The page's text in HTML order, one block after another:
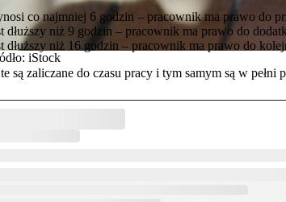
iStock
co najmniej 6 godzin – pracownik ma prawo do
dłuższy niż 9 godzin – pracownik ma prawo do
dłuższy niż 16 godzin – pracownik ma prawo do
są zaliczane do czasu pracy i tym samym są w pełni